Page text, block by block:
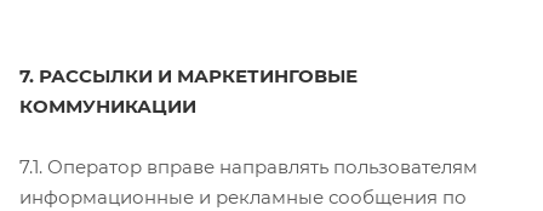
7. РАССЫЛКИ И МАРКЕТИНГОВЫЕ
КОММУНИКАЦИИ
7.1. Оператор вправе направлять пользователям
информационные и рекламные сообщения по